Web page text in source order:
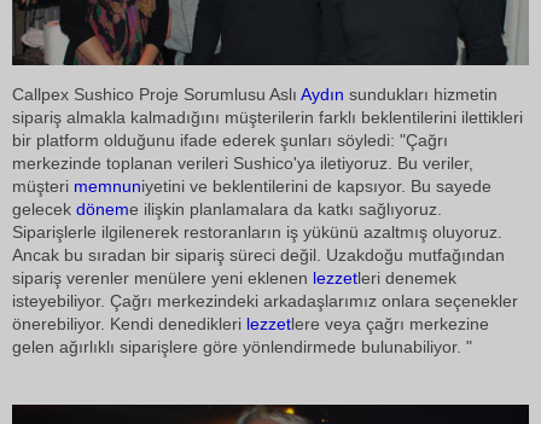
Callpex Sushico Proje Sorumlusu Aslı Aydın sundukları hizmetin
sipariş almakla kalmadığını müşterilerin farklı beklentilerini ilettikleri
bir platform olduğunu ifade ederek şunları söyledi: "Çağrı
merkezinde toplanan verileri Sushico'ya iletiyoruz. Bu veriler,
müşteri memnuniyetini ve beklentilerini de kapsıyor. Bu sayede
gelecek döneme ilişkin planlamalara da katkı sağlıyoruz.
Siparişlerle ilgilenerek restoranların iş yükünü azaltmış oluyoruz.
Ancak bu sıradan bir sipariş süreci değil. Uzakdoğu mutfağından
sipariş verenler menülere yeni eklenen lezzetleri denemek
isteyebiliyor. Çağrı merkezindeki arkadaşlarımız onlara seçenekler
önerebiliyor. Kendi denedikleri lezzetlere veya çağrı merkezine
gelen ağırlıklı siparişlere göre yönlendirmede bulunabiliyor. "